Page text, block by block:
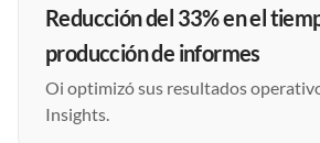
Reducción del 33% en el
producción de informes
Oi optimizó sus resultados
Insights.